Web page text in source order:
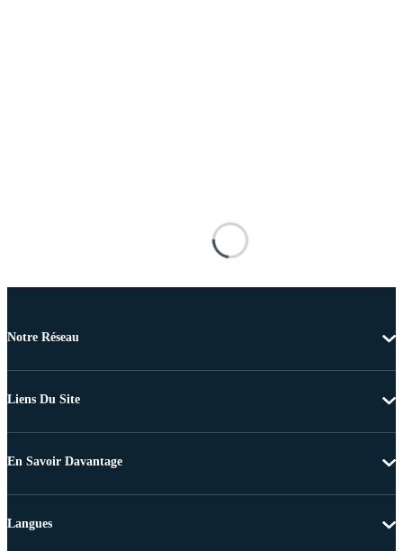
Notre Réseau
Liens Du Site
En Savoir Davantage
Langues